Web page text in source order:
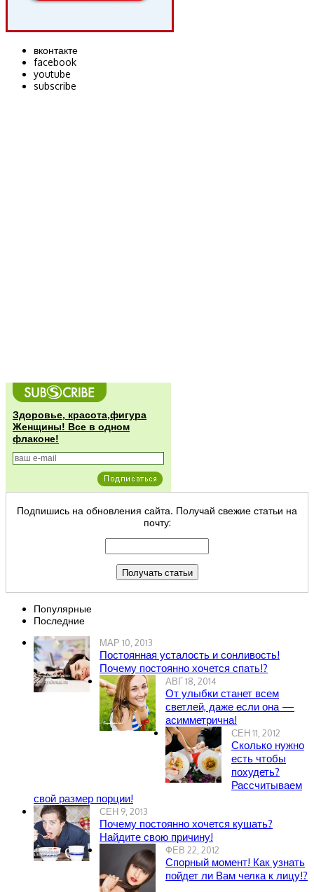
вконтакте
facebook
youtube
subscribe
Здоровье, красота,фигура
Женщины! Все в одном
флаконе!
Подпишись на обновления сайта. Получай свежие статьи на
почту:
Популярные
Последние
МАР 10, 2013
Постоянная усталость и сонливость!
Почему постоянно хочется спать!?
АВГ 18, 2014
От улыбки станет всем
светлей, даже если она —
асимметрична!
СЕН 11, 2012
Сколько нужно
есть чтобы
похудеть?
Рассчитываем
свой размер порции!
СЕН 9, 2013
Почему постоянно хочется кушать?
Найдите свою причину!
ФЕВ 22, 2012
Спорный момент! Как узнать
пойдет ли Вам челка к лицу!?